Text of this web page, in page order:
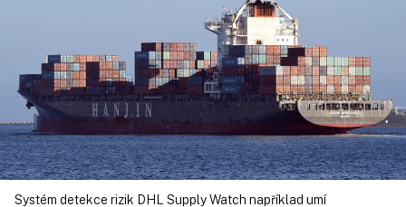
Systém detekce rizik DHL Supply Watch například umí